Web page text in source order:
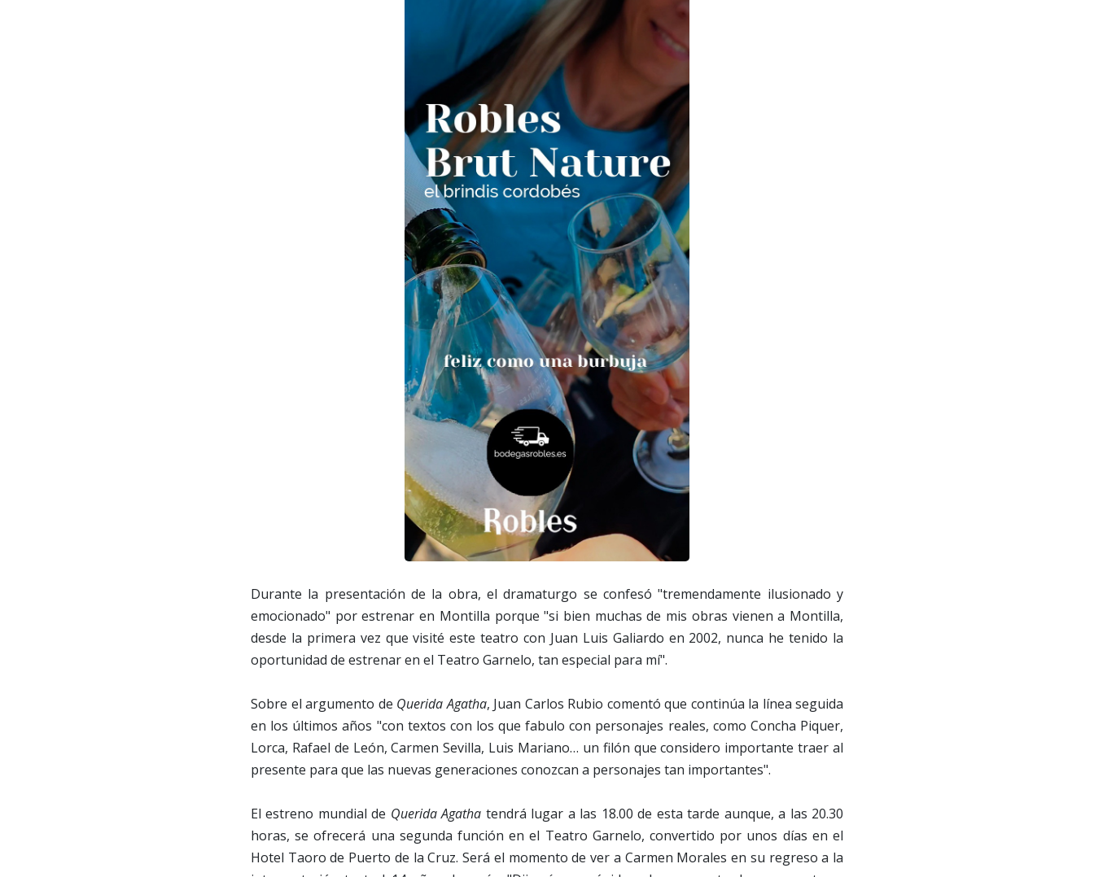
Durante la presentación de la obra, el dramaturgo se confesó "tremendamente ilusionado y
emocionado" por estrenar en Montilla porque "si bien muchas de mis obras vienen a Montilla,
desde la primera vez que visité este teatro con Juan Luis Galiardo en 2002, nunca he tenido la
oportunidad de estrenar en el Teatro Garnelo, tan especial para mí".
Sobre el argumento de Querida Agatha, Juan Carlos Rubio comentó que continúa la línea seguida
en los últimos años "con textos con los que fabulo con personajes reales, como Concha Piquer,
Lorca, Rafael de León, Carmen Sevilla, Luis Mariano… un filón que considero importante traer al
presente para que las nuevas generaciones conozcan a personajes tan importantes".
El estreno mundial de Querida Agatha tendrá lugar a las 18.00 de esta tarde aunque, a las 20.30
horas, se ofrecerá una segunda función en el Teatro Garnelo, convertido por unos días en el
Hotel Taoro de Puerto de la Cruz. Será el momento de ver a Carmen Morales en su regreso a la